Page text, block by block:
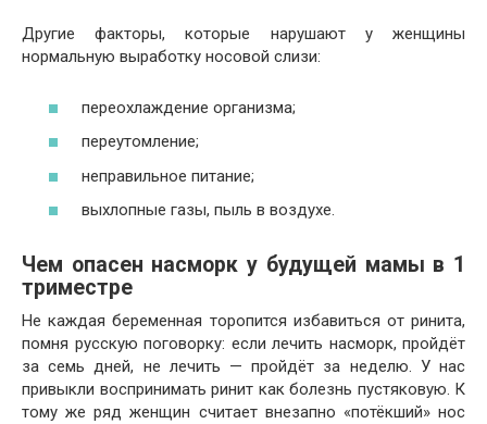
Другие факторы, которые нарушают у женщины
нормальную выработку носовой слизи:
переохлаждение организма;
переутомление;
неправильное питание;
выхлопные газы, пыль в воздухе.
Чем опасен насморк у будущей мамы в 1
триместре
Не каждая беременная торопится избавиться от ринита,
помня русскую поговорку: если лечить насморк, пройдёт
за семь дней, не лечить — пройдёт за неделю. У нас
привыкли воспринимать ринит как болезнь пустяковую. К
тому же ряд женщин считает внезапно «потёкший» нос